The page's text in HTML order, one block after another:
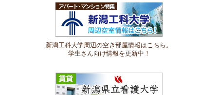
新潟工科大学周辺の空き部屋情報はこちら。
学生さん向け情報を更新中！